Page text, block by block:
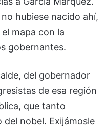
hubiese nacido ahí,
mapa con la
gobernantes.
del gobernador
de esa región
que tanto
nobel. Exijámosle